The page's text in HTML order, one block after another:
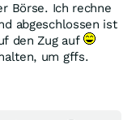
Börse. Ich rechne
abgeschlossen ist
den Zug auf
um gffs.